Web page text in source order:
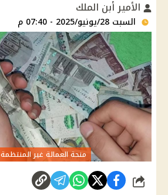
الأمير أبن الملك
السبت 28/يونيو/2025 - 07:40 م
منحة العمالة غير المنتظمة 2025: صرف 1500 جنيه
شارك